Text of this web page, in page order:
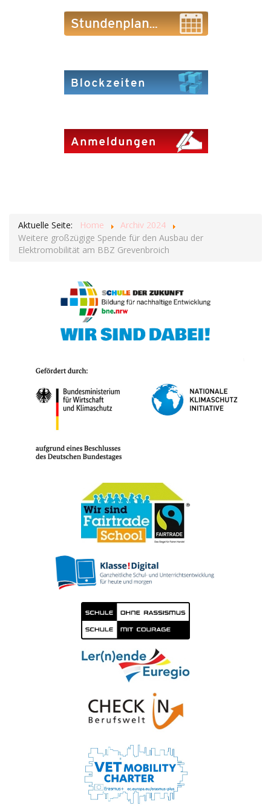
Aktuelle Seite: Home
Archiv 2024
Weitere großzügige Spende für den Ausbau der
Elektromobilität am BBZ Grevenbroich